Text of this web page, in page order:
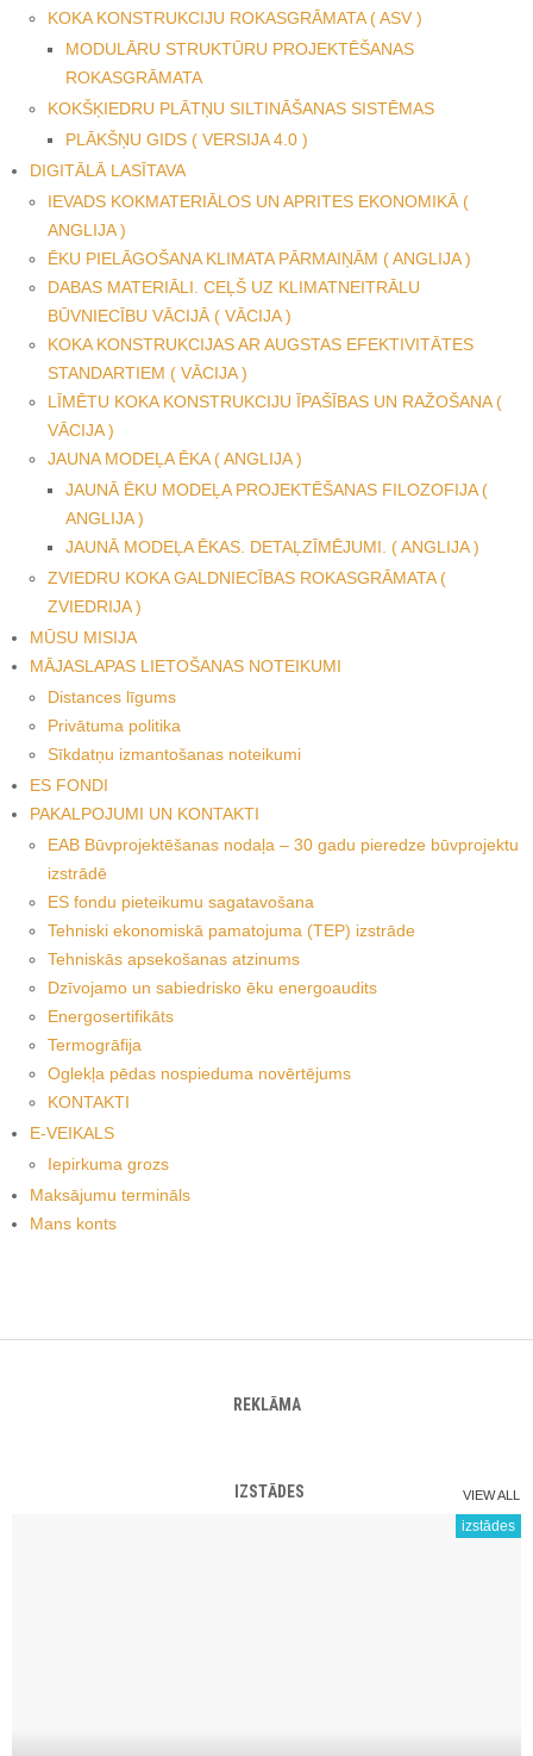
KOKA KONSTRUKCIJU ROKASGRĀMATA ( ASV )
MODULĀRU STRUKTŪRU PROJEKTĒŠANAS
ROKASGRĀMATA
KOKŠĶIEDRU PLĀTŅU SILTINĀŠANAS SISTĒMAS
PLĀKŠŅU GIDS ( VERSIJA 4.0 )
DIGITĀLĀ LASĪTAVA
IEVADS KOKMATERIĀLOS UN APRITES EKONOMIKĀ (
ANGLIJA )
ĒKU PIELĀGOŠANA KLIMATA PĀRMAIŅĀM ( ANGLIJA )
DABAS MATERIĀLI. CEĻŠ UZ KLIMATNEITRĀLU
BŪVNIECĪBU VĀCIJĀ ( VĀCIJA )
KOKA KONSTRUKCIJAS AR AUGSTAS EFEKTIVITĀTES
STANDARTIEM ( VĀCIJA )
LĪMĒTU KOKA KONSTRUKCIJU ĪPAŠĪBAS UN RAŽOŠANA (
VĀCIJA )
JAUNA MODEĻA ĒKA ( ANGLIJA )
JAUNĀ ĒKU MODEĻA PROJEKTĒŠANAS FILOZOFIJA (
ANGLIJA )
JAUNĀ MODEĻA ĒKAS. DETAĻZĪMĒJUMI. ( ANGLIJA )
ZVIEDRU KOKA GALDNIECĪBAS ROKASGRĀMATA (
ZVIEDRIJA )
MŪSU MISIJA
MĀJASLAPAS LIETOŠANAS NOTEIKUMI
Distances līgums
Privātuma politika
Sīkdatņu izmantošanas noteikumi
ES FONDI
PAKALPOJUMI UN KONTAKTI
EAB Būvprojektēšanas nodaļa – 30 gadu pieredze būvprojektu
izstrādē
ES fondu pieteikumu sagatavošana
Tehniski ekonomiskā pamatojuma (TEP) izstrāde
Tehniskās apsekošanas atzinums
Dzīvojamo un sabiedrisko ēku energoaudits
Energosertifikāts
Termogrāfija
Oglekļa pēdas nospieduma novērtējums
KONTAKTI
E-VEIKALS
Iepirkuma grozs
Maksājumu termināls
Mans konts
REKLĀMA
IZSTĀDES VIEW ALL
izstādes